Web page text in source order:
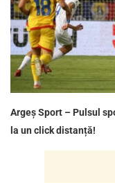
Argeș Sport – Pulsul
la un click distanță!